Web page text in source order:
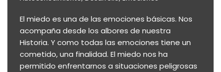
El miedo es una de las emociones básicas. Nos
acompaña desde los albores de nuestra
Historia. Y como todas las emociones tiene un
cometido, una finalidad. El miedo nos ha
permitido enfrentarnos a situaciones peligrosas